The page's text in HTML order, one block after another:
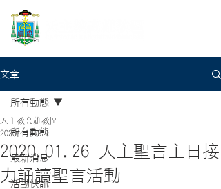
文章
所有動態
最新消息
活動快訊
所有動態
2020.01.26 天主聖言主日接
力誦讀聖言活動
天主教高雄教區
2020年1月21日